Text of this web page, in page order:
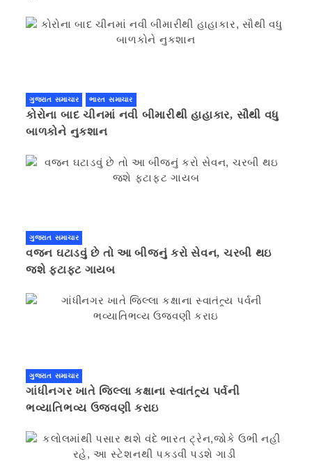
ગુજરાત સમાચાર ભારત સમાચાર
કોરોના બાદ ચીનમાં નવી બીમારીથી હાહાકાર, સૌથી વધુ
બાળકોને નુકશાન
ગુજરાત સમાચાર
વજન ઘટાડવું છે તો આ બીજનું કરો સેવન, ચરબી થઇ
જશે ફટાફટ ગાયબ
ગુજરાત સમાચાર
ગાંધીનગર ખાતે જિલ્લા કક્ષાના સ્વાતંત્ર્ય પર્વની
ભવ્યાતિભવ્ય ઉજવણી કરાઇ